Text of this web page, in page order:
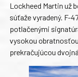
Lockheed Martin už
súťaže vyradený. F-
potlačenými
vysokou
prekračujúcou